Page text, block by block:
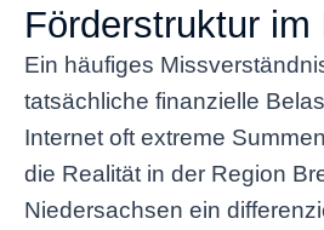
Förderstruktur im
Ein häufiges
tatsächliche finanzielle
Internet oft extreme
die Realität in der Region
Niedersachsen ein